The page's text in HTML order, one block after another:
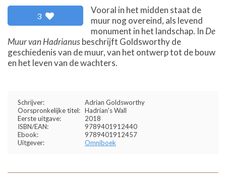
3
Vooral in het midden staat de
muur nog overeind, als levend
monument in het landschap. In De
Muur van Hadrianusbeschrijft Goldsworthy de
geschiedenis van de muur, van het ontwerp tot de bouw
en het leven van de wachters.
Schrijver:
Adrian Goldsworthy
Oorspronkelijke titel: Hadrian's Wall
Eerste uitgave:
2018
ISBN/EAN:
9789401912440
Ebook:
9789401912457
Uitgever:
Omniboek